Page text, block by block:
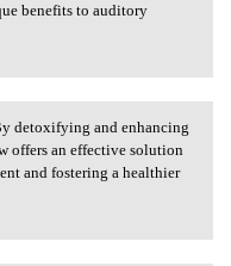
benefits to auditory
By
detoxifying and enhancing
offers an effective solution
and fostering a healthier